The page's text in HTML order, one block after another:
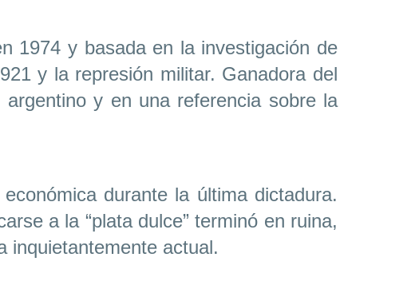
1974 y basada en la investigación de
y la represión militar. Ganadora del
y en una referencia sobre la
durante la última dictadura.
a la “plata dulce” terminó en ruina,
inquietantemente actual.